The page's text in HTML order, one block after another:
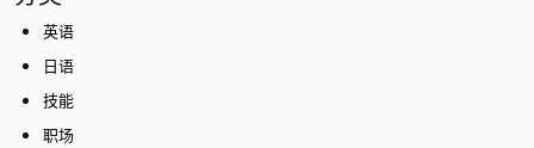
英语
日语
技能
职场